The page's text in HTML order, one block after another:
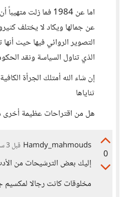
اما عن 1984 فما زلت
عن جمالها ويكاد لا يختلف
التصوير الروائي فيها حيث
الذي تناول السياسة ونقد
إن شاء الله أمتلك الجرأة
ثناياها
هل من اقتراحات عظيمة أخرى
0
Hamdy_mahmouds قبل 3 سنوات
إليك بعض الترشيحات من
مخلوقات كانت رجالا